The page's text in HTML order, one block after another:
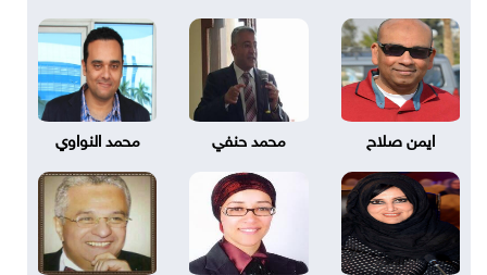
ايمن صلاح محمد حنفي محمد النواوي